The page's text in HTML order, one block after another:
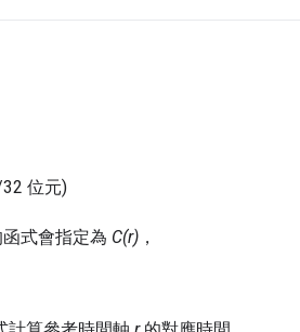
位元)
式會指定為 C(r) ，